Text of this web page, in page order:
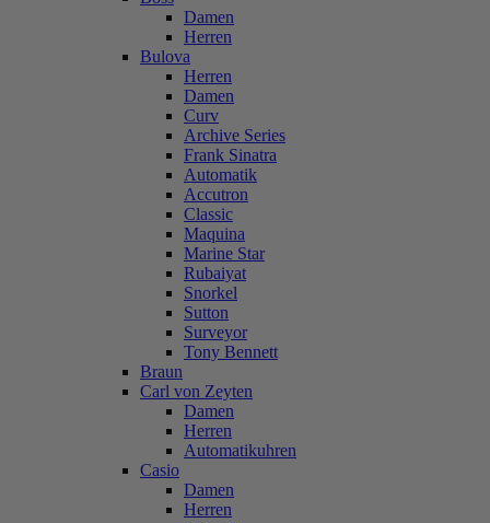
Damen
Herren
Bulova
Herren
Damen
Curv
Archive Series
Frank Sinatra
Automatik
Accutron
Classic
Maquina
Marine Star
Rubaiyat
Snorkel
Sutton
Surveyor
Tony Bennett
Braun
Carl von Zeyten
Damen
Herren
Automatikuhren
Casio
Damen
Herren